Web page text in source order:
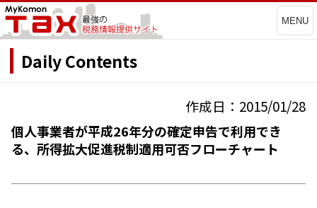
MENU
Daily Contents
作成日：2015/01/28
個人事業者が平成26年分の確定申告で利用でき
る、所得拡大促進税制適用可否フローチャート